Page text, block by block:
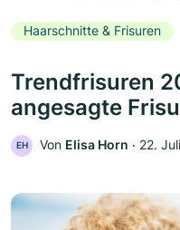
Haarschnitte & Frisuren
Trendfrisuren
angesagte
EH Von Elisa Horn ‧ 22.